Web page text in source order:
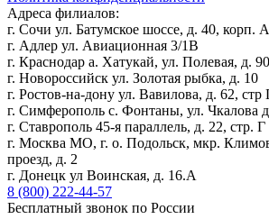
Адреса филиалов:
г. Сочи ул. Батумское шоссе, д. 40, корп. А
г. Адлер ул. Авиационная 3/1В
г. Краснодар а. Хатукай, ул. Полевая, д.
г. Новороссийск ул. Золотая рыбка, д. 10
г. Ростов-на-дону ул. Вавилова, д. 62, стр
г. Симферополь с. Фонтаны, ул. Чкалова
г. Ставрополь 45-я параллель, д. 22, стр. Г
г. Москва МО, г. о. Подольск, мкр.
проезд, д. 2
г. Донецк ул Воинская, д. 16.А
8 (800) 222-44-57
Бесплатный звонок по России